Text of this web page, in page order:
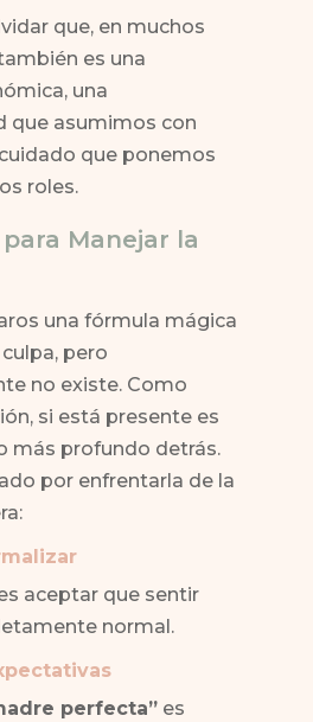
que, en muchos
es una
una
que asumimos con
que ponemos
roles.
Manejar la
una fórmula mágica
pero
no existe. Como
si está presente es
más profundo detrás.
por enfrentarla de la
aceptar que sentir
normal.
perfecta” es